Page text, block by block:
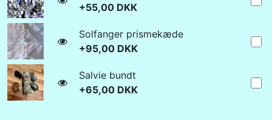
+55,00 DKK
Solfanger prismekæde
+95,00 DKK
Salvie bundt
+65,00 DKK